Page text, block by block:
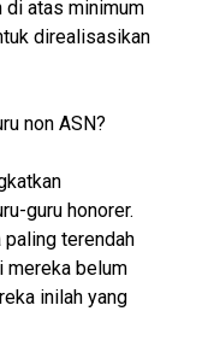
di atas minimum
direalisasikan
non ASN?
guru honorer.
paling terendah
mereka belum
inilah yang